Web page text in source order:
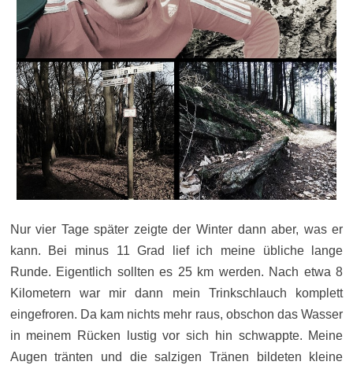
Nur vier Tage später zeigte der Winter dann aber, was er
kann. Bei minus 11 Grad lief ich meine übliche lange
Runde. Eigentlich sollten es 25 km werden. Nach etwa 8
Kilometern war mir dann mein Trinkschlauch komplett
eingefroren. Da kam nichts mehr raus, obschon das Wasser
in meinem Rücken lustig vor sich hin schwappte. Meine
Augen tränten und die salzigen Tränen bildeten kleine